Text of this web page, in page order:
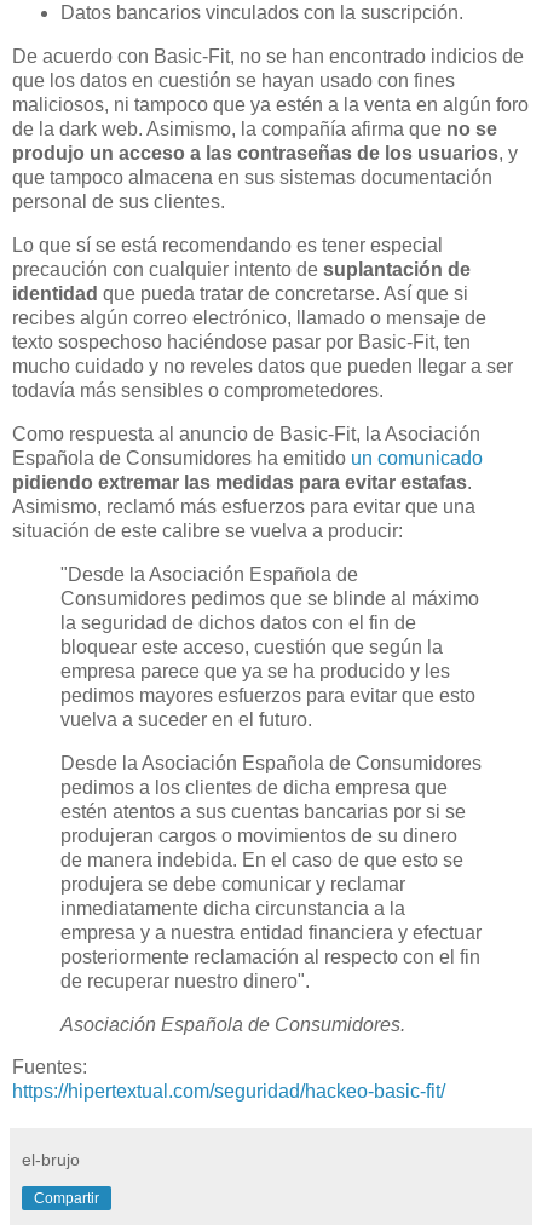
Datos bancarios vinculados con la suscripción.
De acuerdo con Basic-Fit, no se han encontrado indicios de
que los datos en cuestión se hayan usado con fines
maliciosos, ni tampoco que ya estén a la venta en algún foro
de la dark web. Asimismo, la compañía afirma que no se
produjo un acceso a las contraseñas de los usuarios, y
que tampoco almacena en sus sistemas documentación
personal de sus clientes.
Lo que sí se está recomendando es tener especial
precaución con cualquier intento de suplantación de
identidad que pueda tratar de concretarse. Así que si
recibes algún correo electrónico, llamado o mensaje de
texto sospechoso haciéndose pasar por Basic-Fit, ten
mucho cuidado y no reveles datos que pueden llegar a ser
todavía más sensibles o comprometedores.
Como respuesta al anuncio de Basic-Fit, la Asociación
Española de Consumidores ha emitido un comunicado
pidiendo extremar las medidas para evitar estafas.
Asimismo, reclamó más esfuerzos para evitar que una
situación de este calibre se vuelva a producir:
"Desde la Asociación Española de
Consumidores pedimos que se blinde al máximo
la seguridad de dichos datos con el fin de
bloquear este acceso, cuestión que según la
empresa parece que ya se ha producido y les
pedimos mayores esfuerzos para evitar que esto
vuelva a suceder en el futuro.
Desde la Asociación Española de Consumidores
pedimos a los clientes de dicha empresa que
estén atentos a sus cuentas bancarias por si se
produjeran cargos o movimientos de su dinero
de manera indebida. En el caso de que esto se
produjera se debe comunicar y reclamar
inmediatamente dicha circunstancia a la
empresa y a nuestra entidad financiera y efectuar
posteriormente reclamación al respecto con el fin
de recuperar nuestro dinero".
Asociación Española de Consumidores.
Fuentes:
https://hipertextual.com/seguridad/hackeo-basic-fit/
el-brujo
Compartir